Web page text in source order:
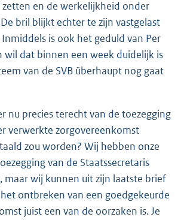
en de werkelijkheid onder
bril blijkt echter te zijn vastgelast
is ook het geduld van Per
wil dat binnen een week duidelijk is
van de SVB überhaupt nog gaat
nu precies terecht van de toezegging
verwerkte zorgovereenkomst
zou worden? Wij hebben onze
van de Staatssecretaris
maar wij kunnen uit zijn laatste brief
ontbreken van een goedgekeurde
juist een van de oorzaken is. Je